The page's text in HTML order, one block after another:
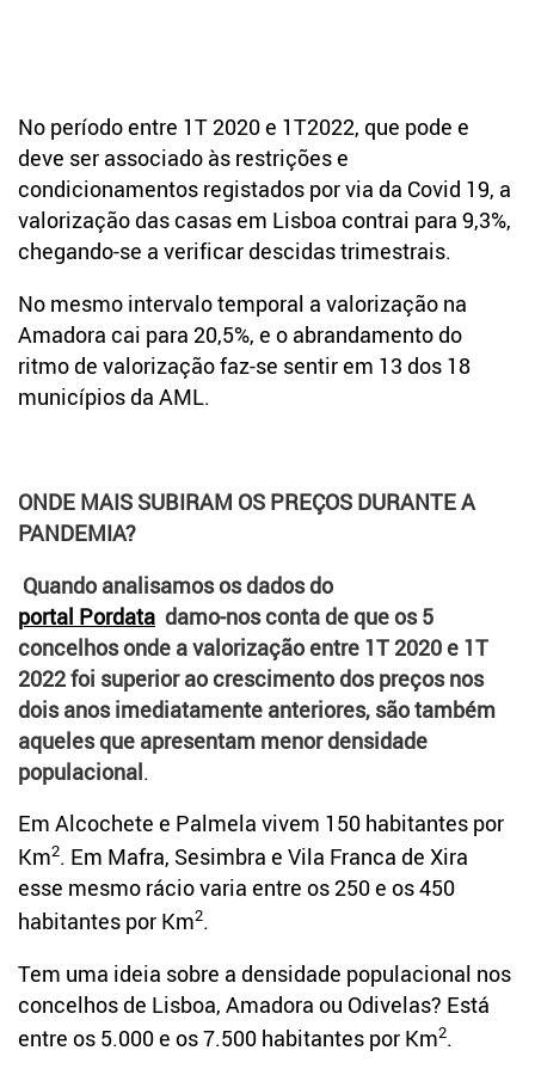
No período entre 1T 2020 e 1T2022, que pode e
deve ser associado às restrições e
condicionamentos registados por via da Covid 19, a
valorização das casas em Lisboa contrai para 9,3%,
chegando-se a verificar descidas trimestrais.
No mesmo intervalo temporal a valorização na
Amadora cai para 20,5%, e o abrandamento do
ritmo de valorização faz-se sentir em 13 dos 18
municípios da AML.
ONDE MAIS SUBIRAM OS PREÇOS DURANTE A
PANDEMIA?
Quando analisamos os dados do
portal Pordata damo-nos conta de que os 5
concelhos onde a valorização entre 1T 2020 e 1T
2022 foi superior ao crescimento dos preços nos
dois anos imediatamente anteriores, são também
aqueles que apresentam menor densidade
populacional.
Em Alcochete e Palmela vivem 150 habitantes por
Km2. Em Mafra, Sesimbra e Vila Franca de Xira
esse mesmo rácio varia entre os 250 e os 450
habitantes por Km2.
Tem uma ideia sobre a densidade populacional nos
concelhos de Lisboa, Amadora ou Odivelas? Está
entre os 5.000 e os 7.500 habitantes por Km2.